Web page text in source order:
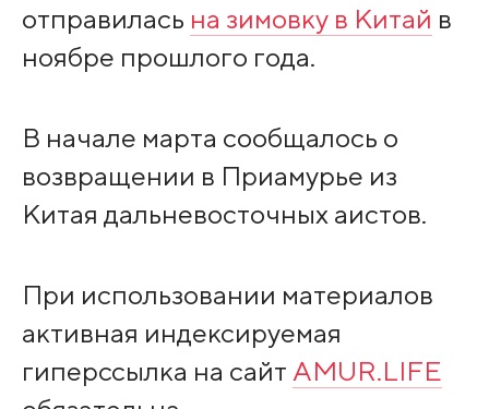
отправилась на зимовку в Китай в
ноябре прошлого года.
В начале марта сообщалось о
возвращении в Приамурье из
Китая дальневосточных аистов.
При использовании материалов
активная индексируемая
гиперссылка на сайт AMUR.LIFE